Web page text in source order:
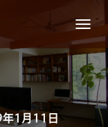
ゲ
ー
シ
ョ
1月11日